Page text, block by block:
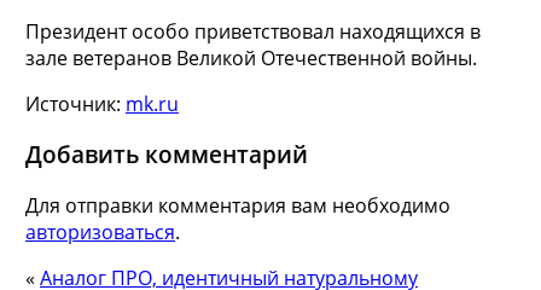
Президент особо приветствовал находящихся в
зале ветеранов Великой Отечественной войны.
Источник: mk.ru
Добавить комментарий
Для отправки комментария вам необходимо
авторизоваться.
« Аналог ПРО, идентичный натуральному